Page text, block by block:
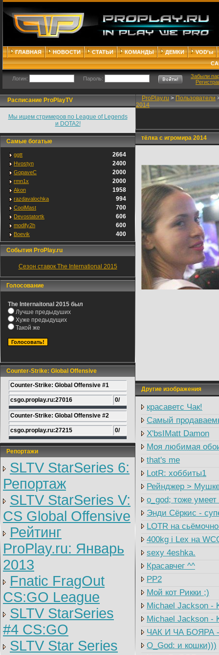
ГЛАВНАЯ НОВОСТИ СТАТЬИ КОМАНДЫ ДЕМКИ
VOD'ы
Логин: Пароль:
Забыли
Расписание ProPlayTV
Мы ищем стримеров по League of Legends
и DOTA2!
Самые богатые
ggtt 2664
Hvostyn 2400
GopaveC 2000
rmn1x 2000
Akon 1958
razdavalochka 994
CoolMast 700
Devostatortk 606
modify2h 600
Boevik 400
События ProPlay.ru
Сезон ставок The International 2015
Голосование
The Internaitonal 2015 был
Лучше предыдуших
Хуже предыдущих
Такой же
Counter-Strike: Global Offensive
Counter-Strike: Global Offensive #1
csgo.proplay.ru:27016 0/
Counter-Strike: Global Offensive #2
csgo.proplay.ru:27215 0/
Репортажи
SLTV StarSeries 6:
Репортаж
SLTV StarSeries V:
CS Global Offensive
Рейтинг
ProPlay.ru: Январь
2013
Fnatic FragOut
CS:GO League
SLTV StarSeries
#4 CS:GO
SLTV Star Series
ProPlay.ru > Пользователи
2014
тёлка с игромира 2014
Другие изображения
красаветс Чак!
Самый
X'bsIMatt Damon
Моя любимая
that's me
LotR: хоббиты1
Рейнджер >
о_god; тоже
Энди Сёркис -
LOTR на
400kg i Lex на
sexy 4eshka.
Красавчег ^^
PP2
Мой кот Рикки ;)
Michael Jackson -
Michael Jackson -
ЧАК И ЧА БОЯРА -
O_God: и кошки)))